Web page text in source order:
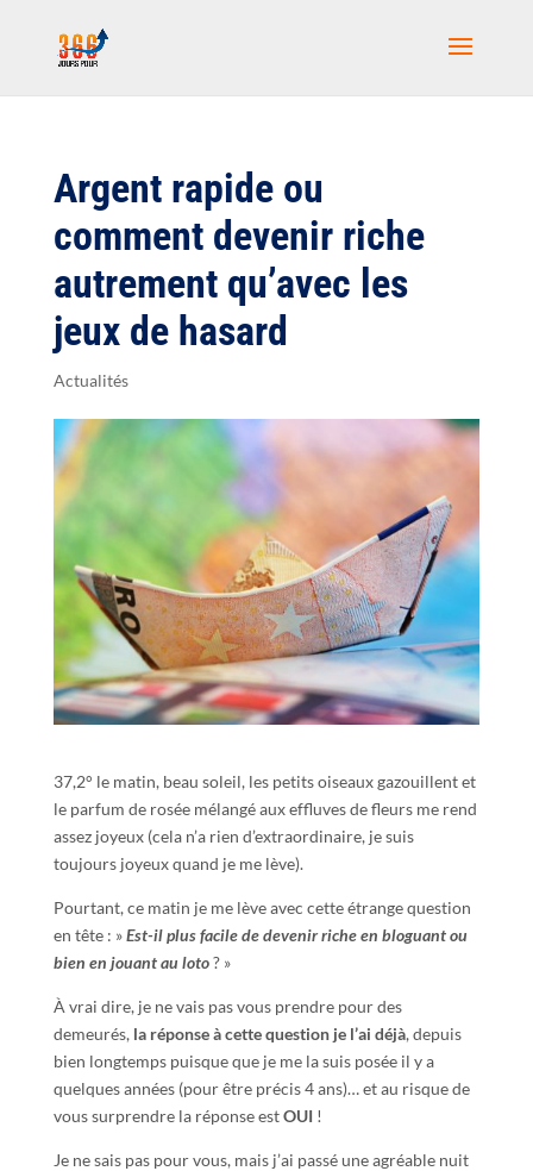
Argent rapide ou
comment devenir riche
autrement qu’avec les
jeux de hasard
Actualités
37,2° le matin, beau soleil, les petits oiseaux gazouillent et
le parfum de rosée mélangé aux effluves de fleurs me rend
assez joyeux (cela n’a rien d’extraordinaire, je suis
toujours joyeux quand je me lève).
Pourtant, ce matin je me lève avec cette étrange question
en tête : »Est-il plus facile de devenir riche en bloguant ou
bien en jouant au loto? »
À vrai dire, je ne vais pas vous prendre pour des
demeurés, la réponse à cette question je l’ai déjà, depuis
bien longtemps puisque que je me la suis posée il y a
quelques années (pour être précis 4 ans)… et au risque de
vous surprendre la réponse estOUI !
Je ne sais pas pour vous, mais j’ai passé une agréable nuit